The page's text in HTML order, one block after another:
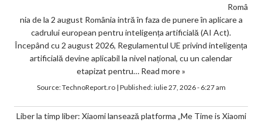
Româ
nia de la 2 august România intră în faza de punere în aplicare a
cadrului european pentru inteligența artificială (AI Act).
Începând cu 2 august 2026, Regulamentul UE privind inteligența
artificială devine aplicabil la nivel național, cu un calendar
etapizat pentru… Read more »
Source:TechnoReport.ro| Published:iulie 27, 2026 - 6:27 am
Liber la timp liber: Xiaomi lansează platforma „Me Time is Xiaomi